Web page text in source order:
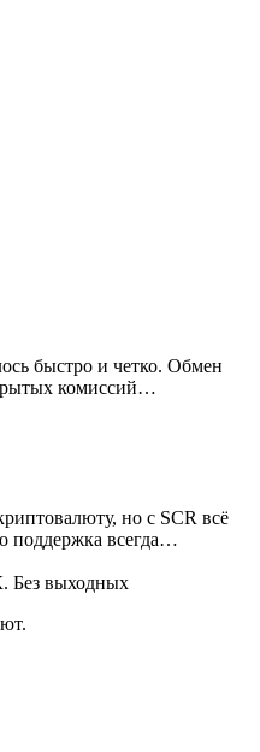
быстро и четко. Обмен
комиссий…
но с SCR всё
поддержка всегда…
Без выходных